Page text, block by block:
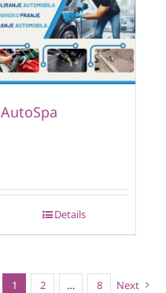
AutoSpa
Details
1 2 … 8 Next